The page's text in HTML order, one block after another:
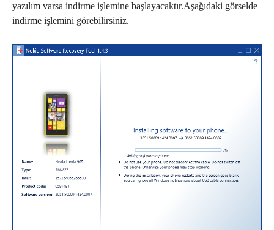
yazılım varsa indirme işlemine başlayacaktır.Aşağıdaki görselde
indirme işlemini görebilirsiniz.